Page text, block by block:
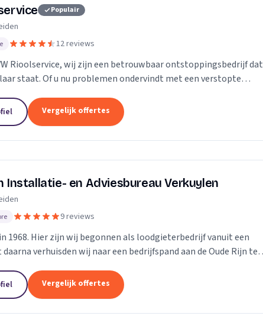
Populair
12 reviews
Rioolservice, wij zijn een betrouwbaar ontstoppingsbedrijf dat
staat. Of u nu problemen ondervindt met een verstopte
Vergelijk offertes
Installatie- en Adviesbureau Verkuylen
9 reviews
1968. Hier zijn wij begonnen als loodgieterbedrijf vanuit een
verhuisden wij naar een bedrijfspand aan de Oude Rijn te
Vergelijk offertes